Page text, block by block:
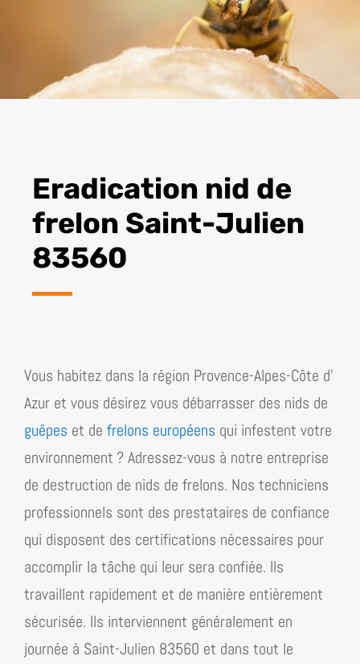
Eradication nid de
frelon Saint-Julien
83560
Vous habitez dans la région Provence-Alpes-Côte d’​
Azur et vous désirez vous débarrasser des nids de
guêpes et de frelons européens qui infestent votre
environnement ? Adressez-vous à notre entreprise
de destruction de nids de frelons. Nos techniciens
professionnels sont des prestataires de confiance
qui disposent des certifications nécessaires pour
accomplir la tâche qui leur sera confiée. Ils
travaillent rapidement et de manière entièrement
sécurisée. Ils interviennent généralement en
journée à Saint-Julien 83560 et dans tout le